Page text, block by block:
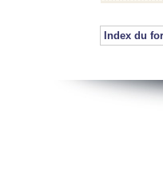
Index du